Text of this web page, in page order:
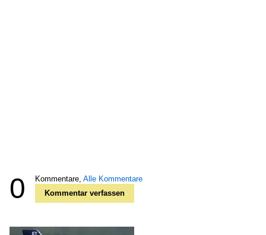
0 Kommentare, Alle Kommentare
Kommentar verfassen